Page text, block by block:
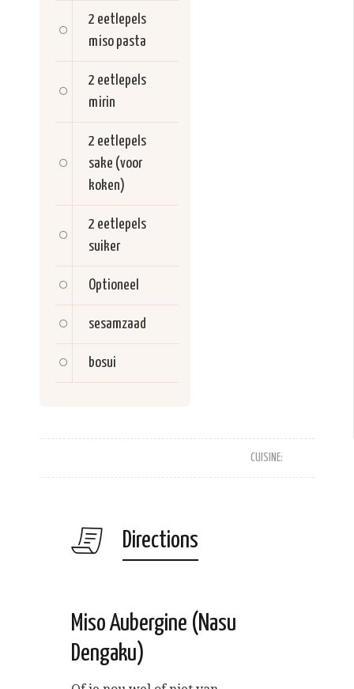
2 eetlepels
miso pasta
2 eetlepels
mirin
2 eetlepels
sake (voor
koken)
2 eetlepels
suiker
Optioneel
sesamzaad
bosui
CUISINE:
Directions
Miso Aubergine (Nasu
Dengaku)